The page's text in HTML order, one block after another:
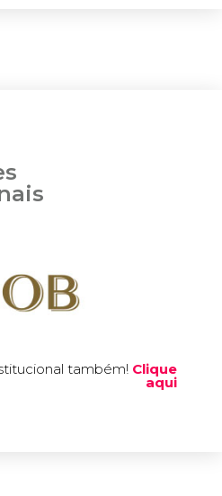
também! Clique
aqui